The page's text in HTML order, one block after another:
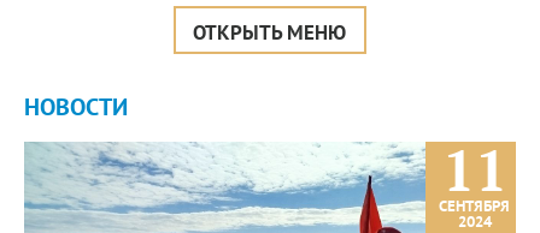
ОТКРЫТЬ МЕНЮ
НОВОСТИ
11
СЕНТЯБРЯ
2024